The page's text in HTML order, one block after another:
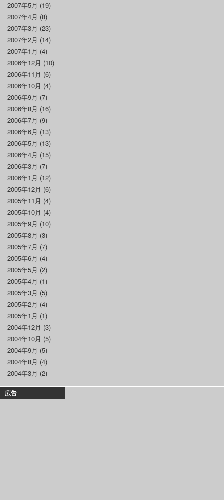
2007年5月 (19)
2007年4月 (8)
2007年3月 (23)
2007年2月 (14)
2007年1月 (4)
2006年12月 (10)
2006年11月 (6)
2006年10月 (4)
2006年9月 (7)
2006年8月 (16)
2006年7月 (9)
2006年6月 (13)
2006年5月 (13)
2006年4月 (15)
2006年3月 (7)
2006年1月 (12)
2005年12月 (6)
2005年11月 (4)
2005年10月 (4)
2005年9月 (10)
2005年8月 (3)
2005年7月 (7)
2005年6月 (4)
2005年5月 (2)
2005年4月 (1)
2005年3月 (5)
2005年2月 (4)
2005年1月 (1)
2004年12月 (3)
2004年10月 (5)
2004年9月 (5)
2004年8月 (4)
2004年3月 (2)
広告